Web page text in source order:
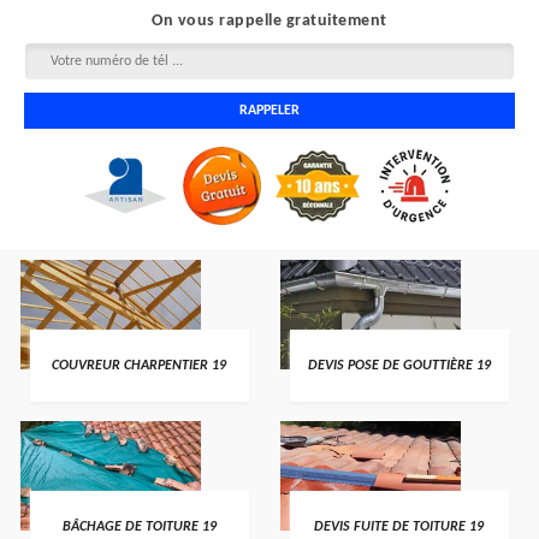
On vous rappelle gratuitement
COUVREUR CHARPENTIER 19 DEVIS POSE DE GOUTTIÈRE 19
BÂCHAGE DE TOITURE 19 DEVIS FUITE DE TOITURE 19